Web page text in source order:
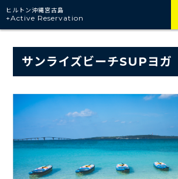
ヒルトン沖縄宮古島
+Active Reservation
サンライズビーチSUPヨガ